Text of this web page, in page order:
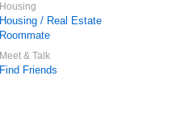
Housing
Housing / Real Estate
Roommate
Meet & Talk
Find Friends